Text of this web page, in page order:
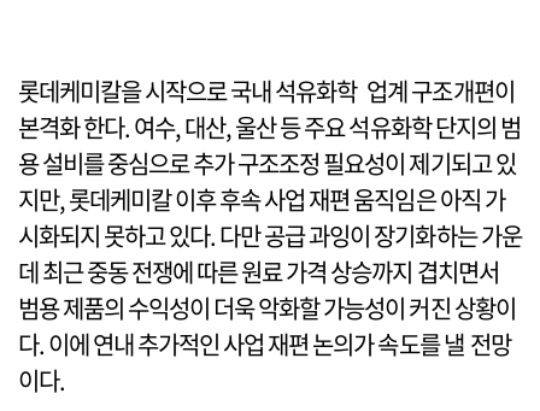
롯데케미칼을 시작으로 국내 석유화학 업계 구조개편이
본격화 한다. 여수, 대산, 울산 등 주요 석유화학 단지의 범
용 설비를 중심으로 추가 구조조정 필요성이 제기되고 있
지만, 롯데케미칼 이후 후속 사업 재편 움직임은 아직 가
시화되지 못하고 있다. 다만 공급 과잉이 장기화하는 가운
데 최근 중동 전쟁에 따른 원료 가격 상승까지 겹치면서
범용 제품의 수익성이 더욱 악화할 가능성이 커진 상황이
다. 이에 연내 추가적인 사업 재편 논의가 속도를 낼 전망
이다.